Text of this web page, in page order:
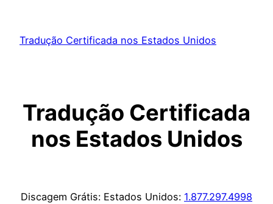
content
Tradução Certificada nos Estados Unidos
Tradução Certificada
nos Estados Unidos
Discagem Grátis: Estados Unidos: 1.877.297.4998